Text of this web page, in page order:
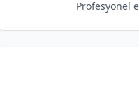
Profesyonel